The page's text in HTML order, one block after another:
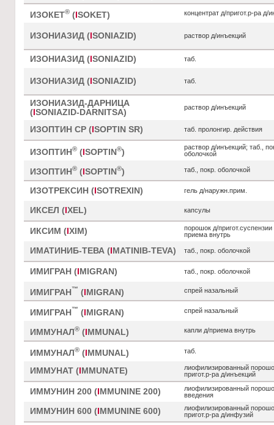
ИЗОКЕТ® (ISOKET) концентрат д/пригот.р-ра д/
ИЗОНИАЗИД ( SONIAZID) раствор д/инъекций
ИЗОНИАЗИД ( SONIAZID) таб.
ИЗОНИАЗИД ( SONIAZID) таб.
ИЗОНИАЗИД-ДАРНИЦА
( SONIAZID-DARNITSA)
раствор д/инъекций
ИЗОПТИН СР ( SOPTIN SR) таб. пролонгир. действия
ИЗОПТИН® (ISOPTIN®)
раствор д/инъекций; таб.,
оболочкой
ИЗОПТИН® (ISOPTIN®) таб., покр. оболочкой
ИЗОТРЕКСИН ( SOTREXIN) гель д/наружн.прим.
ИКСЕЛ ( XEL) капсулы
ИКСИМ ( XIM)
порошок д/пригот.суспензии
приема внутрь
ИМАТИНИБ-ТЕВА ( MATINIB-TEVA) таб., покр. оболочкой
ИМИГРАН ( MIGRAN) таб., покр. оболочкой
ИМИГРАН™ (IMIGRAN) спрей назальный
ИМИГРАН™ (IMIGRAN) спрей назальный
ИММУНАЛ® (IMMUNAL) капли д/приема внутрь
ИММУНАЛ® (IMMUNAL) таб.
ИММУНАТ ( MMUNATE)
лиофилизированный
пригот.р-ра д/инъекций
ИММУНИН 200 ( MMUNINE 200)
лиофилизированный
введения
ИММУНИН 600 ( MMUNINE 600)
лиофилизированный
пригот.р-ра д/инфузий